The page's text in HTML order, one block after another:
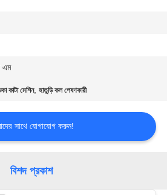
এম
কাটা মেশিন,হাতুড়ি কল পেষণকারী
সাথে যোগাযোগ করুন!
বিশদ প্রকাশ